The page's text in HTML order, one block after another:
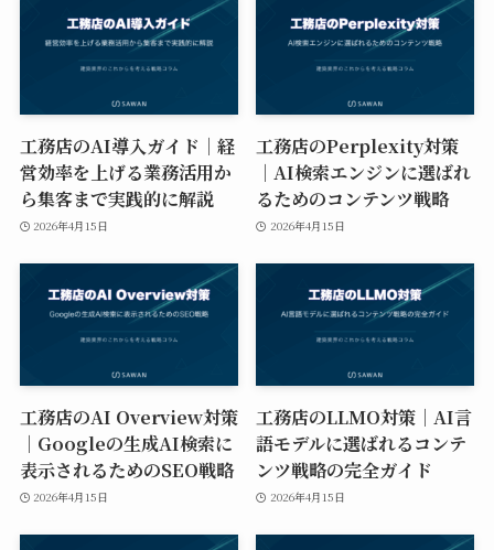
工務店のAI導入ガイド｜経
営効率を上げる業務活用か
ら集客まで実践的に解説
2026年4月15日
工務店のPerplexity対策
｜AI検索エンジンに選ばれ
るためのコンテンツ戦略
2026年4月15日
工務店のAI Overview対策
｜Googleの生成AI検索に
表示されるためのSEO戦略
2026年4月15日
工務店のLLMO対策｜AI言
語モデルに選ばれるコンテ
ンツ戦略の完全ガイド
2026年4月15日